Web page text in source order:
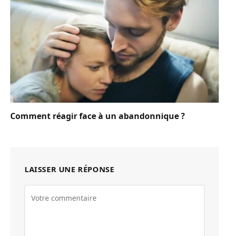
Comment réagir face à un abandonnique ?
LAISSER UNE RÉPONSE